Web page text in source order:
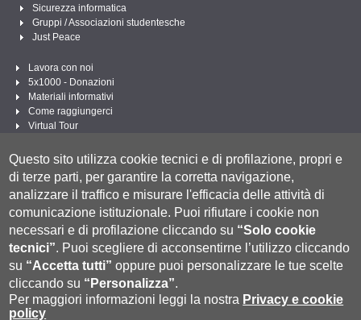
Sicurezza informatica
Gruppi / Associazioni studentesche
Just Peace
Lavora con noi
5x1000 - Donazioni
Materiali informativi
Come raggiungerci
Virtual Tour
Segui UNISI
Università degli Studi di Siena
Questo sito utilizza cookie tecnici e di profilazione, propri e
di terze parti, per garantire la corretta navigazione,
analizzare il traffico e misurare l'efficacia delle attività di
comunicazione istituzionale. Puoi rifiutare i cookie non
necessari e di profilazione cliccando su “Solo cookie
tecnici”. Puoi scegliere di acconsentirne l’utilizzo cliccando
su “Accetta tutti” oppure puoi personalizzare le tue scelte
cliccando su “Personalizza”.
Per maggiori informazioni leggi la nostra Privacy e cookie
policy